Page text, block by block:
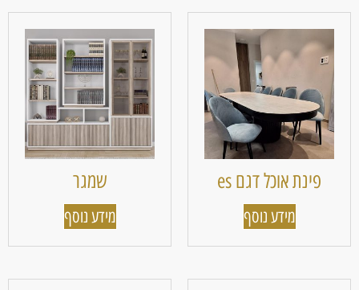
פינת אוכל דגם es
מידע נוסף
שמגר
מידע נוסף